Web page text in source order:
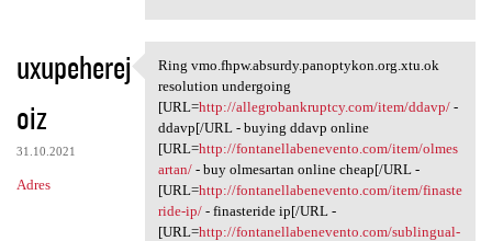
uxupeherej
oiz
31.10.2021
Adres
Ring vmo.fhpw.absurdy
Ring vmo.fhpw.absurdy.panoptykon.org.xtu.ok
resolution undergoing
[URL=http://allegrobankruptcy.com/item/ddavp/-
ddavp[/URL - buying ddavp online
[URL=http://fontanellabenevento.com/item/olmes
artan/- buy olmesartan online cheap[/URL -
[URL=http://fontanellabenevento.com/item/finaste
ride-ip/- finasteride ip[/URL -
[URL=http://fontanellabenevento.com/sublingual-